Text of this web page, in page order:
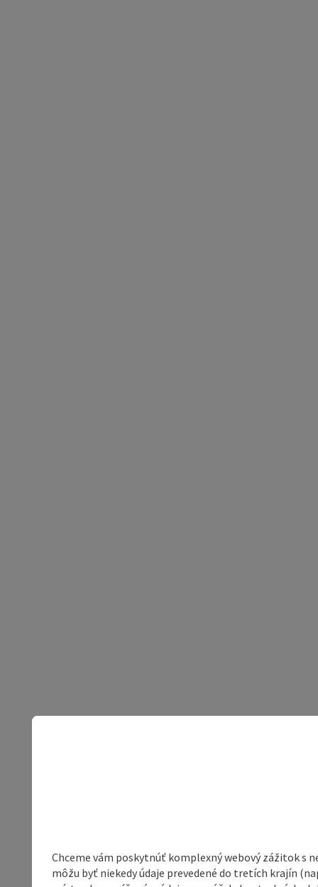
Chceme vám poskytnúť komplexný webový zážitok s
môžu byť niekedy údaje prevedené do tretích krajín